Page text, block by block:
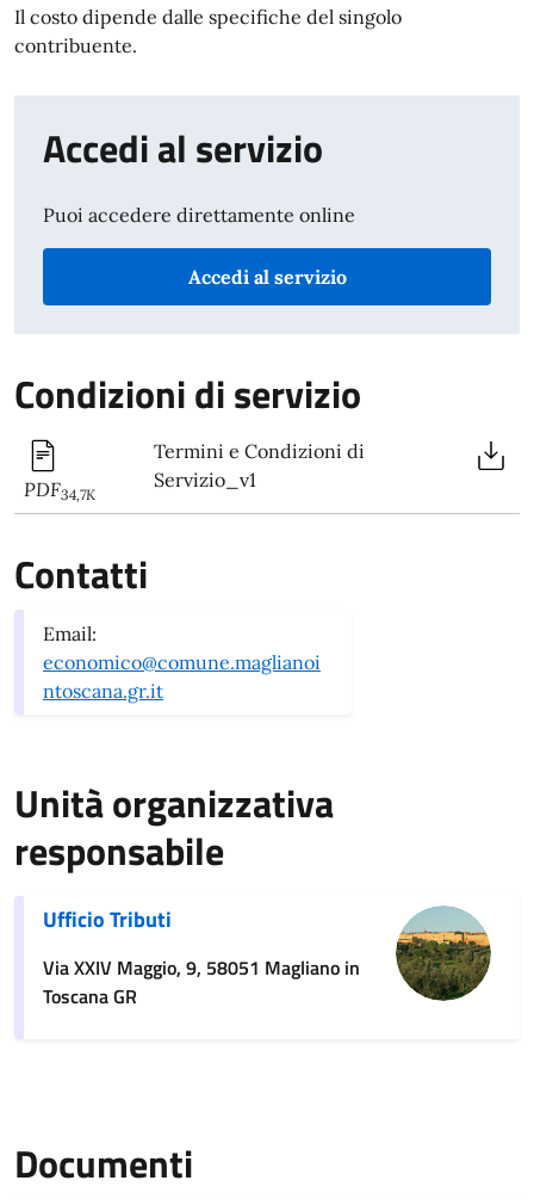
Il costo dipende dalle specifiche del singolo
contribuente.
Accedi al servizio
Puoi accedere direttamente online
Accedi al servizio
Condizioni di servizio
PDF34,7K
Termini e Condizioni di
Servizio_v1
Contatti
Email:
economico@comune.maglianoi
ntoscana.gr.it
Unità organizzativa
responsabile
Ufficio Tributi
Via XXIV Maggio, 9, 58051 Magliano in
Toscana GR
Documenti